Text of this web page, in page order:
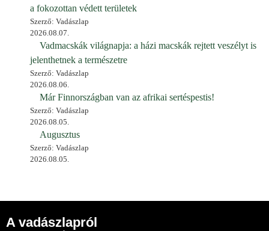
a fokozottan védett területek
Szerző: Vadászlap
2026.08.07.
Vadmacskák világnapja: a házi macskák rejtett veszélyt is
jelenthetnek a természetre
Szerző: Vadászlap
2026.08.06.
Már Finnországban van az afrikai sertéspestis!
Szerző: Vadászlap
2026.08.05.
Augusztus
Szerző: Vadászlap
2026.08.05.
A vadászlapról